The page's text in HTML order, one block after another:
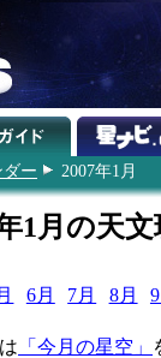
ー 2007年1月
1月の天
6月 7月 8月
「今月の星空」